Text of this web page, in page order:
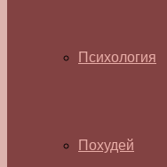
Психология
Похудей